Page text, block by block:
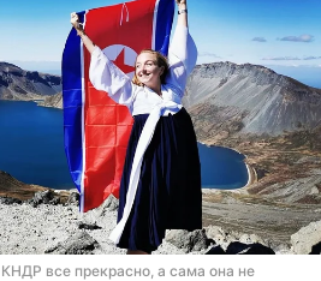
все прекрасно, а сама она не